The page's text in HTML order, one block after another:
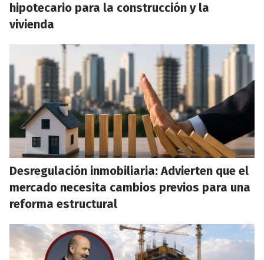
hipotecario para la construcción y la
vivienda
Desregulación inmobiliaria: Advierten que el
mercado necesita cambios previos para una
reforma estructural